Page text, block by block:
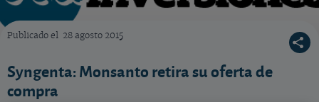
Publicado el 28 agosto 2015
Syngenta: Monsanto retira su oferta de
compra